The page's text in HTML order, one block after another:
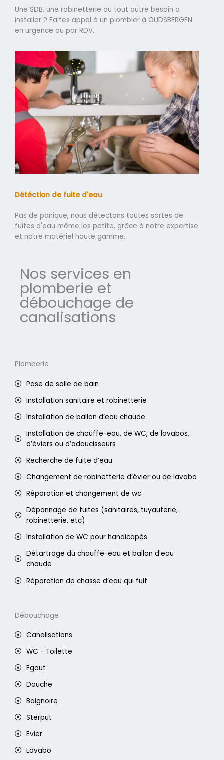
Une SDB, une robinetterie ou tout autre besoin à
installer ? Faites appel à un plombier à OUDSBERGEN
en urgence ou par RDV.
Détéction de fuite d'eau
Pas de panique, nous détectons toutes sortes de
fuites d'eau même les petite, grâce à notre expertise
et notre matériel haute gamme.
Nos services en
plomberie et
débouchage de
canalisations
Plomberie
Pose de salle de bain
Installation sanitaire et robinetterie
Installation de ballon d’eau chaude
Installation de chauffe-eau, de WC, de lavabos,
d’éviers ou d’adoucisseurs
Recherche de fuite d’eau
Changement de robinetterie d’évier ou de lavabo
Réparation et changement de wc
Dépannage de fuites (sanitaires, tuyauterie,
robinetterie, etc)
Installation de WC pour handicapés
Détartrage du chauffe-eau et ballon d’eau
chaude
Réparation de chasse d’eau qui fuit
Débouchage
Canalisations
WC - Toilette
Egout
Douche
Baignoire
Sterput
Evier
Lavabo